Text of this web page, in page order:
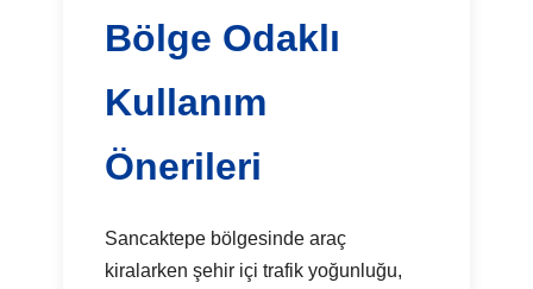
Bölge Odaklı
Kullanım
Önerileri
Sancaktepe bölgesinde araç
kiralarken şehir içi trafik yoğunluğu,